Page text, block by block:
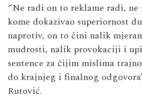
“Ne radi on to reklame radi,
kome dokazivao superiornost
naprotiv, on to čini nalik
mudrosti, nalik provokaciji i
sentence za čijim mislima
do krajnjeg i finalnog
Rutović.